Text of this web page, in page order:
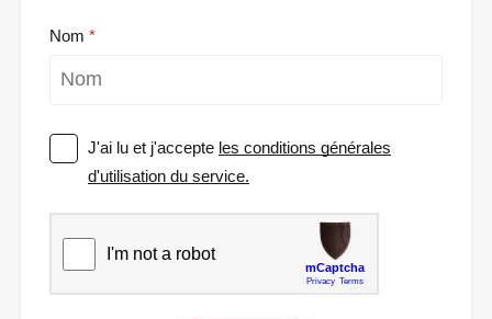
Nom
J'ai lu et j'accepte les conditions générales
d'utilisation du service.